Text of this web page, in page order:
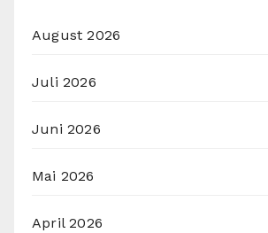
August 2026
Juli 2026
Juni 2026
Mai 2026
April 2026